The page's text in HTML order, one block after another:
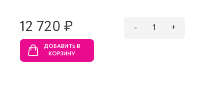
12 720 ₷ – 1 +
ДОБАВИТЬ В
КОРЗИНУ